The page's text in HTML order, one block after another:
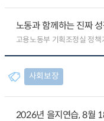
노동과 함께하는 진짜
고용노동부 기획조정실 정
사회보장
2026년 을지연습, 8월